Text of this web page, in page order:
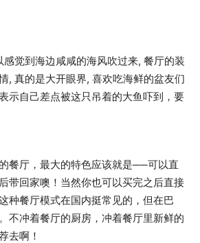
感觉到海边咸咸的海风吹过来, 餐厅的装
, 真的是大开眼界, 喜欢吃海鲜的盆友们
示自己差点被这只吊着的大鱼吓到，要
餐厅，最大的特色应该就是──可以直
带回家噢！当然你也可以买完之后直接
种餐厅模式在国内挺常见的，但在巴
不冲着餐厅的厨房，冲着餐厅里新鲜的
去啊！